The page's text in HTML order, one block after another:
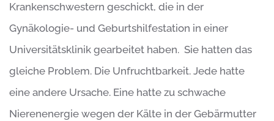
Krankenschwestern geschickt, die in der
Gynäkologie- und Geburtshilfestation in einer
Universitätsklinik gearbeitet haben. Sie hatten das
gleiche Problem. Die Unfruchtbarkeit. Jede hatte
eine andere Ursache. Eine hatte zu schwache
Nierenenergie wegen der Kälte in der Gebärmutter